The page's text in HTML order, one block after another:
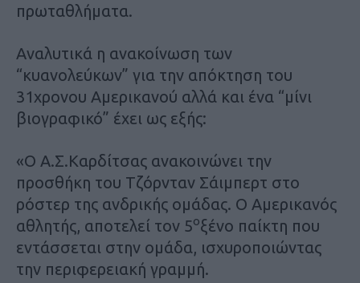
πρωταθλήματα.
Αναλυτικά η ανακοίνωση των
“κυανολεύκων” για την απόκτηση του
31χρονου Αμερικανού αλλά και ένα “μίνι
βιογραφικό” έχει ως εξής:
«O Α.Σ.Καρδίτσας ανακοινώνει την
προσθήκη του Τζόρνταν Σάιμπερτ στο
ρόστερ της ανδρικής ομάδας. Ο Αμερικανός
αθλητής, αποτελεί τον 5οξένο παίκτη που
εντάσσεται στην ομάδα, ισχυροποιώντας
την περιφερειακή γραμμή.